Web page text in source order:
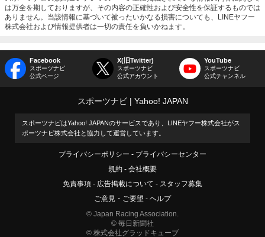
は万全を期しておりますが、その内容の正確性および安全性を保証するものでは
ありません。当該情報に基づいて被ったいかなる損害についても、LINEヤフー
株式会社および情報提供者は一切の責任を負いかねます。
Facebook
スポーツナビ
公式ページ
X(旧Twitter)
スポーツナビ
公式アカウント
YouTube
スポーツナビ
公式チャンネル
スポーツナビ Yahoo! JAPAN
スポーツナビはYahoo! JAPANのサービスであり、LINEヤフー株式会社がス
ポーツナビ株式会社と協力して運営しています。
プライバシーポリシー
プライバシーセンター
規約
会社概要
免責事項
広告掲載について
スタッフ募集
ご意見・ご要望
ヘルプ
© Japan Racing Association.
© 毎日新聞社
© 株式会社グラッドキューブ